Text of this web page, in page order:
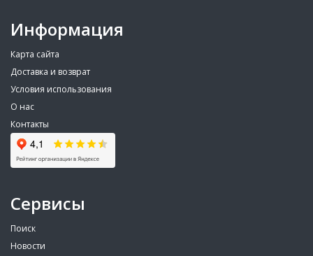
Информация
Карта сайта
Доставка и возврат
Условия использования
О нас
Контакты
Сервисы
Поиск
Новости